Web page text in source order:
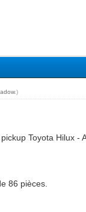
.)
Toyota Hilux
86 pièces.